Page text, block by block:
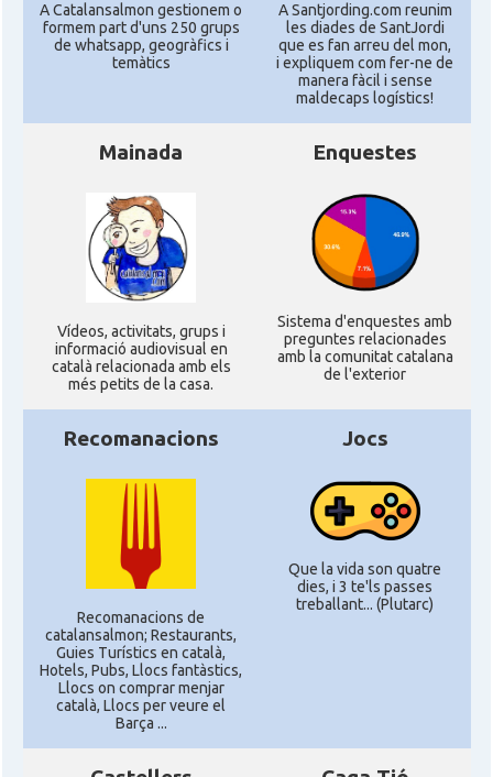
A Catalansalmon gestionem o
formem part d'uns 250 grups
de whatsapp, geogràfics i
temàtics
A Santjording.com reunim
les diades de SantJordi
que es fan arreu del mon,
i expliquem com fer-ne de
manera fàcil i sense
maldecaps logí­stics!
Mainada
Ví­deos, activitats, grups i
informació audiovisual en
català relacionada amb els
més petits de la casa.
Enquestes
Sistema d'enquestes amb
preguntes relacionades
amb la comunitat catalana
de l'exterior
Recomanacions
Recomanacions de
catalansalmon; Restaurants,
Guies Turístics en català,
Hotels, Pubs, Llocs fantàstics,
Llocs on comprar menjar
català, Llocs per veure el
Barça ...
Jocs
Que la vida son quatre
dies, i 3 te'ls passes
treballant... (Plutarc)